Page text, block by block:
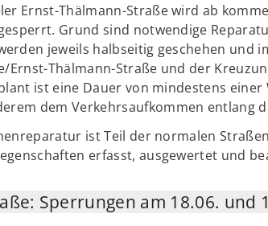
Ernst-Thälmann-Straße wird ab
Grund sind notwendige
jeweils halbseitig geschehen und
Ernst-Thälmann-Straße und der
ist eine Dauer von mindestens
dem Verkehrsaufkommen entlang
ist Teil der normalen
erfasst, ausgewertet und
Sperrungen am 18.06. und